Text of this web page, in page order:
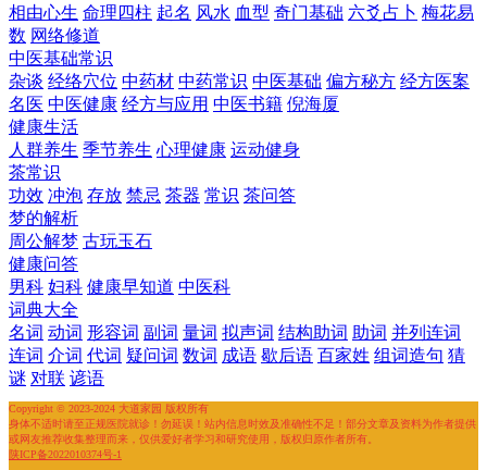
相由心生 命理四柱 起名 风水 血型 奇门基础 六爻占卜 梅花易
数 网络修道
中医基础常识
杂谈 经络穴位 中药材 中药常识 中医基础 偏方秘方 经方医案
名医 中医健康 经方与应用 中医书籍 倪海厦
健康生活
人群养生 季节养生 心理健康 运动健身
茶常识
功效 冲泡 存放 禁忌 茶器 常识 茶问答
梦的解析
周公解梦 古玩玉石
健康问答
男科 妇科 健康早知道 中医科
词典大全
名词 动词 形容词 副词 量词 拟声词 结构助词 助词 并列连词
连词 介词 代词 疑问词 数词 成语 歇后语 百家姓 组词造句 猜
谜 对联 谚语
Copyright © 2023-2024 大道家园 版权所有
身体不适时请至正规医院就诊！勿延误！站内信息时效及准确性不足！部分文章及资料为作者提供
或网友推荐收集整理而来，仅供爱好者学习和研究使用，版权归原作者所有。
陕ICP备2022010374号-1